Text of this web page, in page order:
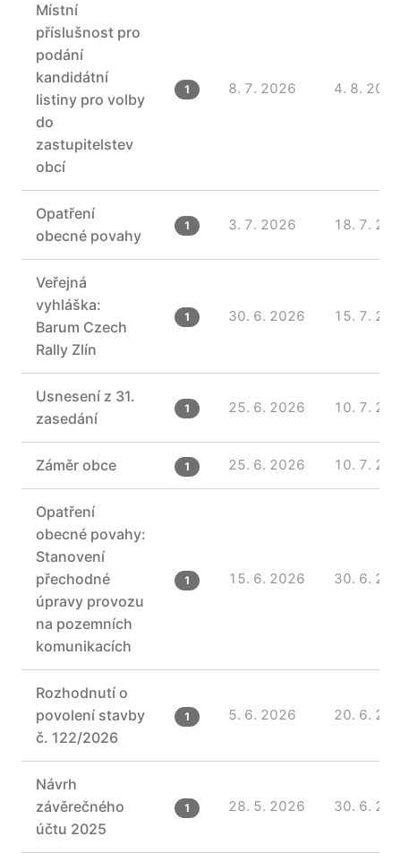
Místní
příslušnost pro
podání
kandidátní
listiny pro volby
do
zastupitelstev
obcí
1 8. 7. 2026 4. 8. 2026
Opatření
obecné povahy
1 3. 7. 2026 18. 7.
Veřejná
vyhláška:
Barum Czech
Rally Zlín
1 30. 6. 2026 15. 7.
Usnesení z 31.
zasedání
1 25. 6. 2026 10. 7.
Záměr obce 1 25. 6. 2026 10. 7.
Opatření
obecné povahy:
Stanovení
přechodné
úpravy provozu
na pozemních
komunikacích
1 15. 6. 2026 30. 6.
Rozhodnutí o
povolení stavby
č. 122/2026
1 5. 6. 2026 20. 6.
Návrh
závěrečného
účtu 2025
1 28. 5. 2026 30. 6.